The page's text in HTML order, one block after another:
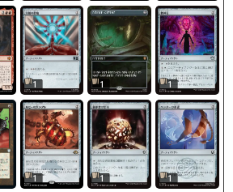
1 1 1
1 1 1